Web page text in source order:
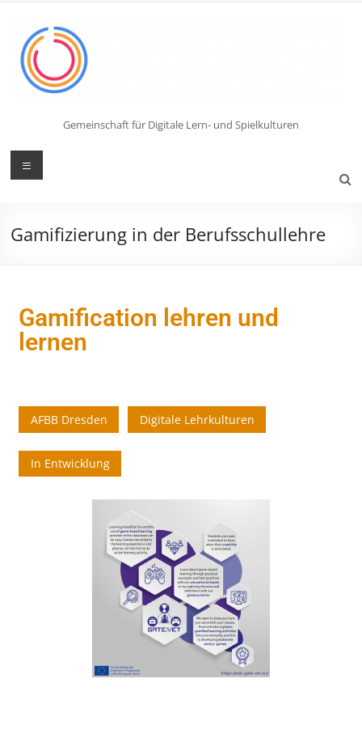
Gemeinschaft für Digitale Lern- und Spielkulturen
Gamifizierung in der Berufsschullehre​
Gamification lehren und
lernen
AFBB Dresden Digitale Lehrkulturen
In Entwicklung